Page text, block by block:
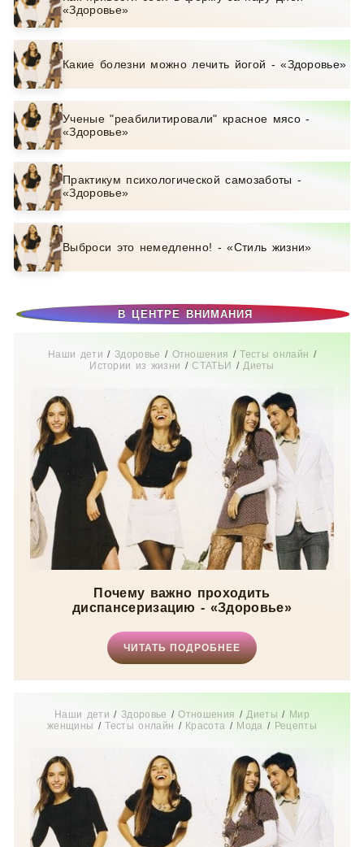
«Здоровье»
Какие болезни можно лечить йогой - «Здоровье»
Ученые "реабилитировали" красное мясо -
«Здоровье»
Практикум психологической самозаботы -
«Здоровье»
Выброси это немедленно! - «Стиль жизни»
В ЦЕНТРЕ ВНИМАНИЯ
Наши дети / Здоровье / Отношения /Тесты онлайн /
Истории из жизни /СТАТЬИ / Диеты
Почему важно проходить
диспансеризацию - «Здоровье»
ЧИТАТЬ ПОДРОБНЕЕ
Наши дети / Здоровье /Отношения /Диеты / Мир
женщины /Тесты онлайн / Красота / Мода / Рецепты